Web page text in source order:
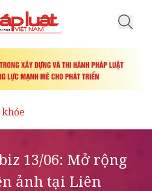
13/06: Mở rộng
ảnh tại Liên